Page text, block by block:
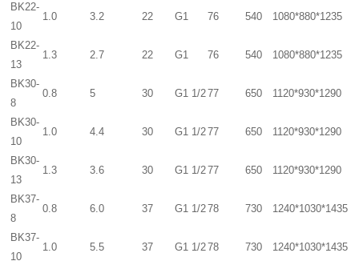
BK22-
10
1.0 3.2 22 G1 76 540 1080*880*1235
BK22-
13
1.3 2.7 22 G1 76 540 1080*880*1235
BK30-
8
0.8 5 30 G1 1/277 650 1120*930*1290
BK30-
10
1.0 4.4 30 G1 1/277 650 1120*930*1290
BK30-
13
1.3 3.6 30 G1 1/277 650 1120*930*1290
BK37-
8
0.8 6.0 37 G1 1/278 730 1240*1030*1435
BK37-
10
1.0 5.5 37 G1 1/278 730 1240*1030*1435